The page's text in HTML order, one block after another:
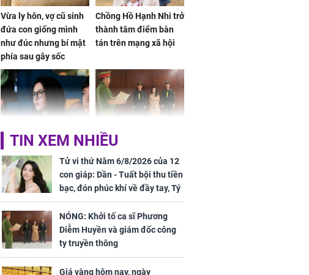
Vừa ly hôn, vợ cũ sinh
đứa con giống mình
như đúc nhưng bí mật
phía sau gây sốc
Chồng Hồ Hạnh Nhi trở
thành tâm điểm bàn
tán trên mạng xã hội
Nhan sắc ở tuổi 20 của
con gái Vương Phi sau
4 lần phẫu thuật gây
bất ngờ
NÓNG: Khởi tố ca sĩ
Phương Diễm Huyền
và giám đốc công ty
truyền thông
Danh tính nữ diễn viên
nổi tiếng gặp tai nạn,
phải khâu 50 mũi
TIN XEM NHIỀU
Tử vi thứ Năm 6/8/2026 của 12
con giáp: Dần - Tuất bội thu tiền
bạc, đón phúc khí về đầy tay, Tý
- Mão công việc khó khăn, tiền
bạc đội nón ra đi
NÓNG: Khởi tố ca sĩ Phương
Diễm Huyền và giám đốc công
ty truyền thông
Giá vàng hôm nay, ngày